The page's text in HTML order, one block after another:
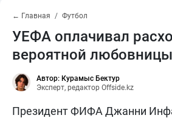
← Главная Футбол
УЕФА оплачивал
вероятной
Автор: Курамыс Бектур
Эксперт, редактор Offside.kz
Президент ФИФА Джанни